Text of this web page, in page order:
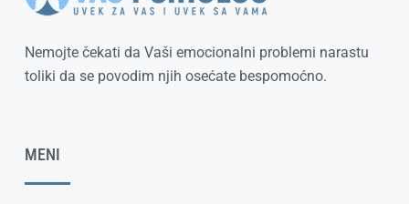
Nemojte čekati da Vaši emocionalni problemi narastu
toliki da se povodim njih osećate bespomoćno.
MENI